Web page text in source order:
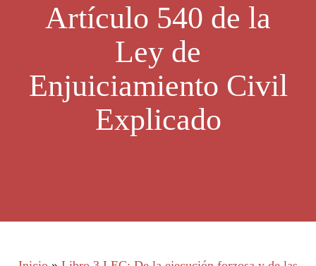
Artículo 540 de la
Ley de
Enjuiciamiento Civil
Explicado